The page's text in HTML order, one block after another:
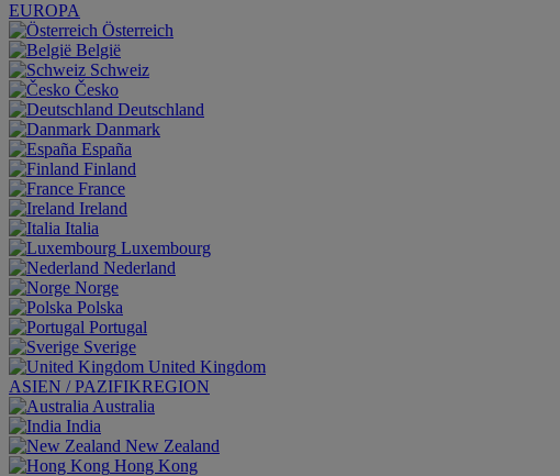
EUROPA
Österreich
België
Schweiz
Česko
Deutschland
Danmark
España
Finland
France
Ireland
Italia
Luxembourg
Nederland
Norge
Polska
Portugal
Sverige
United Kingdom
ASIEN / PAZIFIKREGION
Australia
India
New Zealand
Hong Kong